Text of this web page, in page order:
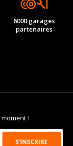
6000 garages
partenaires
!